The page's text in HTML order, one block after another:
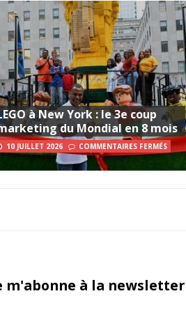
à New York : le 3e coup
du Mondial en 8 mois
10 JUILLET 2026 COMMENTAIRES FERMÉS
m'abonne à la